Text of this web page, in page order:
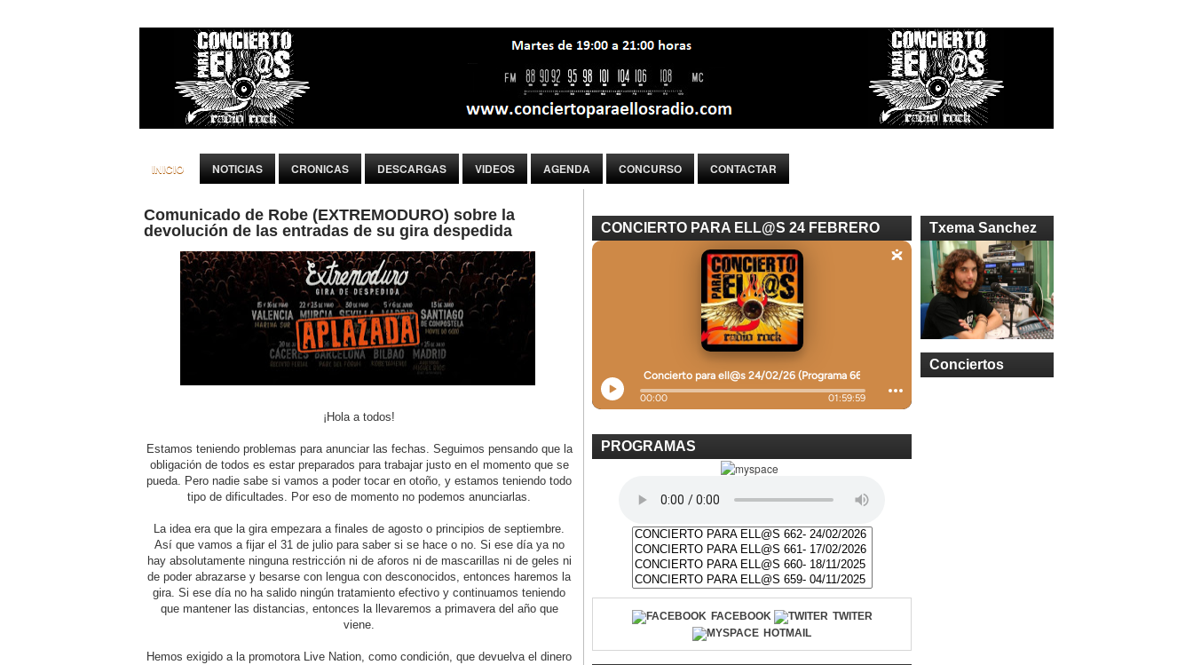
INICIO NOTICIAS CRONICAS DESCARGAS VIDEOS AGENDA CONCURSO CONTACTAR
Comunicado de Robe (EXTREMODURO) sobre la
devolución de las entradas de su gira despedida
¡Hola a todos!
Estamos teniendo problemas para anunciar las fechas. Seguimos pensando que la
obligación de todos es estar preparados para trabajar justo en el momento que se
pueda. Pero nadie sabe si vamos a poder tocar en otoño, y estamos teniendo todo
tipo de dificultades. Por eso de momento no podemos anunciarlas.
La idea era que la gira empezara a finales de agosto o principios de septiembre.
Así que vamos a fijar el 31 de julio para saber si se hace o no. Si ese día ya no
hay absolutamente ninguna restricción ni de aforos ni de mascarillas ni de geles ni
de poder abrazarse y besarse con lengua con desconocidos, entonces haremos la
gira. Si ese día no ha salido ningún tratamiento efectivo y continuamos teniendo
que mantener las distancias, entonces la llevaremos a primavera del año que
viene.
Hemos exigido a la promotora Live Nation, como condición, que devuelva el dinero
CONCIERTO PARA ELL@S 24 FEBRERO
PROGRAMAS
FACEBOOK
TWITER
HOTMAIL
Txema Sanchez
Conciertos